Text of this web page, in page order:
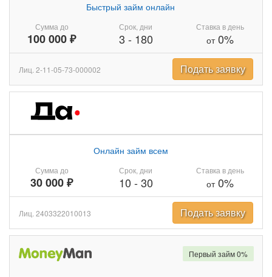
Сумма до
100 000 ₽
Быстрый займ онлайн
Срок, дни
3 - 180
Ставка в день
от0%
Лиц. 2-11-05-73-000002 Подать заявку
Сумма до
30 000 ₽
Онлайн займ всем
Срок, дни
10 - 30
Ставка в день
от0%
Лиц. 2403322010013 Подать заявку
Первый займ 0%